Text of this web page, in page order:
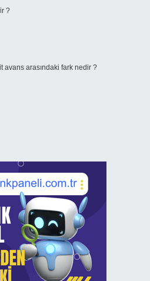
?
avans arasındaki fark nedir ?